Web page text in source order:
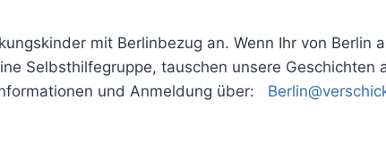
mit Berlinbezug an. Wenn Ihr von Berlin
Selbsthilfegruppe, tauschen unsere Geschichten
und Anmeldung über: